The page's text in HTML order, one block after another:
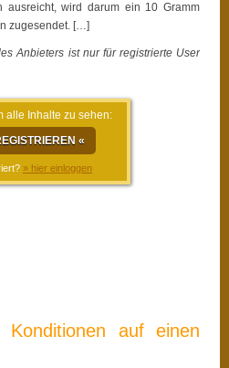
ausreicht, wird darum ein 10 Gramm
zugesendet. […]
Anbieters ist nur für registrierte User
alle Inhalte zu sehen:
«
» hier einloggen
auf einen